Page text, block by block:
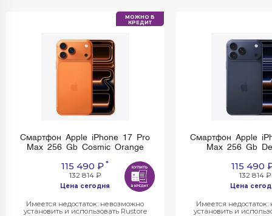
МОЖНО В
КРЕДИТ
Смартфон Apple iPhone 17 Pro
Max 256 Gb Cosmic Orange
115 490 ₽ *
132 814 ₽
Цена сегодня
Имеется недостаток: невозможно
установить и использовать Rustore
Смартфон Apple
Max 256 Gb
115 490
132 814 ₽
Цена
Имеется
установить и